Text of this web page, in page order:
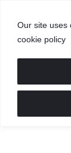
Our site uses
cookie policy
GROŽIS
MADA